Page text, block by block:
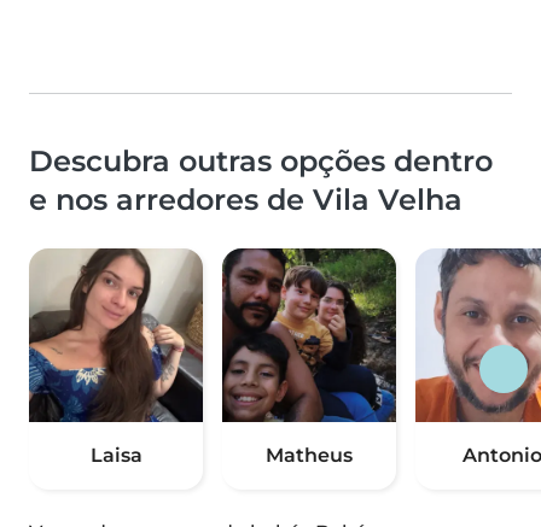
Descubra outras opções dentro
e nos arredores de Vila Velha
Laisa Matheus Antonio